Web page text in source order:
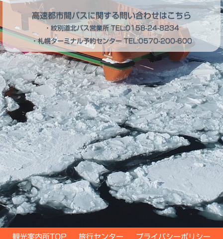
高速都市間バスに関する問い合わせはこちら
・紋別道北バス営業所TEL:0158-24-8234
・札幌ターミナル予約センターTEL:0570-200-600
観光案内所TOP 旅行センター プライバシーポリシー